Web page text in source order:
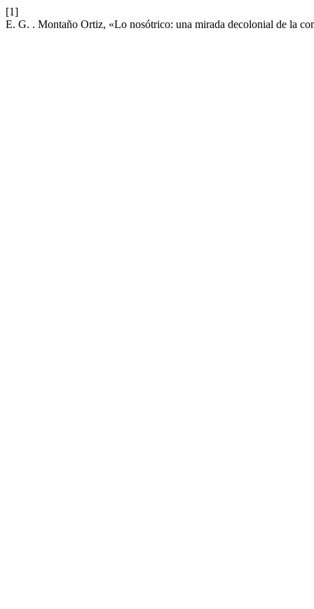
[1]
E. G. . Montaño Ortiz, «Lo nosótrico: una mirada decolonial de la